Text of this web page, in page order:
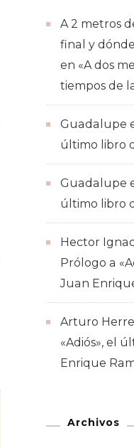
A 2 metros
final y
en «A dos
tiempos de
Guadalupe
último libro
Guadalupe
último libro
Hector
Prólogo a
Juan
Arturo
«Adiós», el
Enrique
Archivos